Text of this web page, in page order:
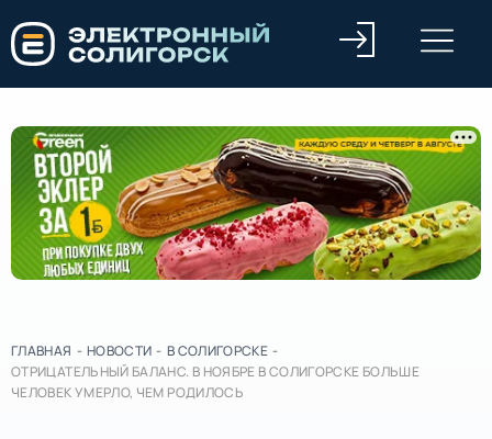
ГЛАВНАЯ - НОВОСТИ - В СОЛИГОРСКЕ -
ОТРИЦАТЕЛЬНЫЙ БАЛАНС. В НОЯБРЕ В СОЛИГОРСКЕ БОЛЬШЕ
ЧЕЛОВЕК УМЕРЛО, ЧЕМ РОДИЛОСЬ